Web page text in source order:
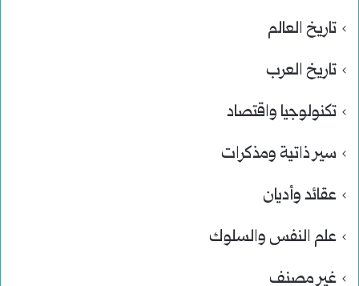
تاريخ العالم
تاريخ العرب
تكنولوجيا واقتصاد
سير ذاتية ومذكرات
عقائد وأديان
علم النفس والسلوك
غير مصنف